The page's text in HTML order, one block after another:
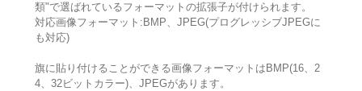
類"で選ばれているフォーマットの拡張子が付けられます。
対応画像フォーマット:BMP、JPEG(プログレッシブJPEGに
も対応)
旗に貼り付けることができる画像フォーマットはBMP(16、2
4、32ビットカラー)、JPEGがあります。